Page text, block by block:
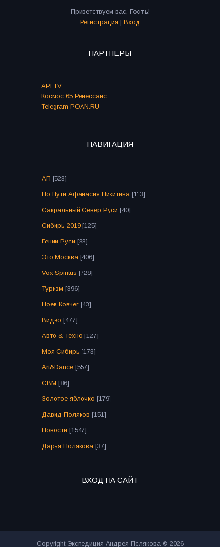
Приветствуем вас, Гость!
Регистрация | Вход
ПАРТНЁРЫ
API TV
Космос 65 Ренессанс
Telegram POAN.RU
НАВИГАЦИЯ
АП [523]
По Пути Афанасия Никитина [113]
Сакральный Север Руси [40]
Сибирь 2019 [125]
Гении Руси [33]
Это Москва [406]
Vox Spiritus [728]
Туризм [396]
Ноев Ковчег [43]
Видео [477]
Авто & Техно [127]
Моя Сибирь [173]
Art&Dance [557]
СВМ [86]
Золотое яблочко [179]
Давид Поляков [151]
Новости [1547]
Дарья Полякова [37]
ВХОД НА САЙТ
Copyright Экспедиция Андрея Полякова © 2026